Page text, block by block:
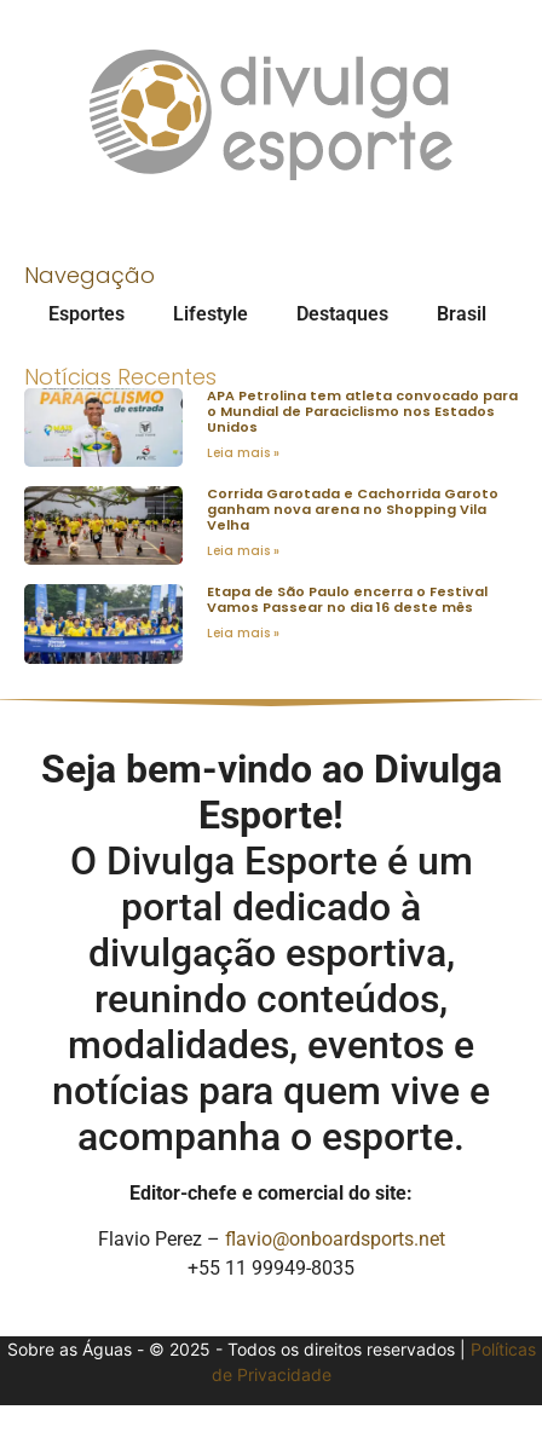
Navegação
Esportes Lifestyle Destaques Brasil
Notícias Recentes
APA Petrolina tem atleta convocado para
o Mundial de Paraciclismo nos Estados
Unidos
Leia mais »
Corrida Garotada e Cachorrida Garoto
ganham nova arena no Shopping Vila
Velha
Leia mais »
Etapa de São Paulo encerra o Festival
Vamos Passear no dia 16 deste mês
Leia mais »
Seja bem-vindo ao Divulga
Esporte!
O Divulga Esporte é um
portal dedicado à
divulgação esportiva,
reunindo conteúdos,
modalidades, eventos e
notícias para quem vive e
acompanha o esporte.
Editor-chefe e comercial do site:
Flavio Perez – flavio@onboardsports.net
+55 11 99949-8035
Sobre as Águas - © 2025 - Todos os direitos reservados | Políticas
de Privacidade